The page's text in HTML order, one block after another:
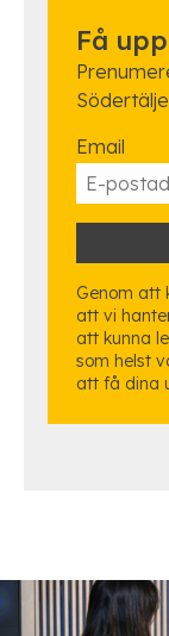
Få
Email
Genom att
att vi
att kunna
som helst
att få dina